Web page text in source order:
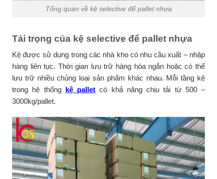
Tổng quan về kệ selective để pallet nhựa
Tải trọng của kệ selective để pallet nhựa
Kệ được sử dụng trong các nhà kho có nhu cầu xuất – nhập
hàng liên tục. Thời gian lưu trữ hàng hóa ngắn hoặc có thể
lưu trữ nhiều chủng loại sản phẩm khác nhau. Mỗi tầng kệ
trong hệ thống kệ pallet có khả năng chịu tải từ 500 –
3000kg/pallet.